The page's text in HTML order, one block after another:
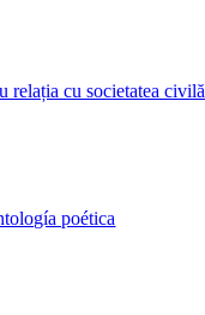
relația cu societatea civilă